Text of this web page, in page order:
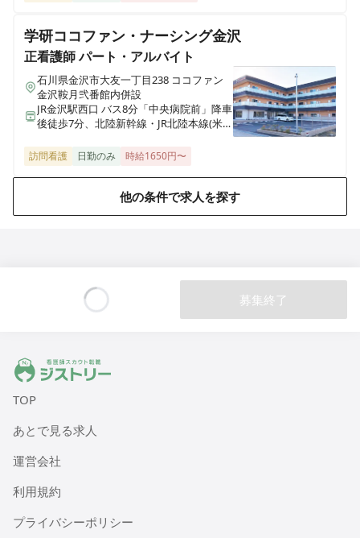
ウィル訪問看護ステーション 豊見城
沖縄県豊見城市根差部414番地7 1階
ウィル訪問看護ステーション大島サテライト
東京都江東区大島5丁目34番11号山田ビル2F
ウィル訪問看護ステーション平井サテライト
東京都江戸川区平井三丁目25-11 プロフィー平井ビル5階
ウィル訪問看護ステーション葛西サテライト
石川県金沢市吉原町ハ66-1
ウィル訪問看護ステーション江東サテライト
ウィル訪問看護ステーション杉並サテライト
東京都杉並区久我山五丁目11-18 コージーコート久我山101号室
ウィル訪問看護ステーション瑞江サテライト
東京都江戸川区南篠崎町二丁目49-17 ベルメゾン南篠崎103号室
学研ココファン・ナーシング金沢
正看護師パート・アルバイト
石川県金沢市大友一丁目238 ココファン
金沢鞍月弐番館内併設
JR金沢駅西口 バス8分「中央病院前」降車
後徒歩7分、北陸新幹線・JR北陸本線(米原
歩15分
訪問看護 日勤のみ 時給1650円〜
他の条件で求人を探す
募集終了
ジストリー 看護師の転職マッチング
TOP
あとで見る求人
運営会社
利用規約
プライバシーポリシー